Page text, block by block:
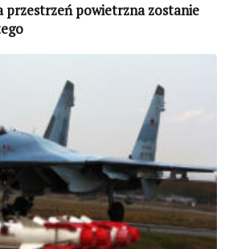
przestrzeń powietrzna zostanie